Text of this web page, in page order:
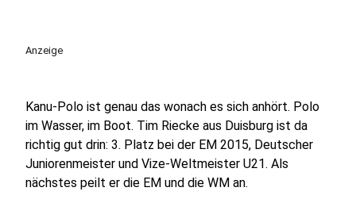
Anzeige
Kanu-Polo ist genau das wonach es sich anhört. Polo
im Wasser, im Boot. Tim Riecke aus Duisburg ist da
richtig gut drin: 3. Platz bei der EM 2015, Deutscher
Juniorenmeister und Vize-Weltmeister U21. Als
nächstes peilt er die EM und die WM an.